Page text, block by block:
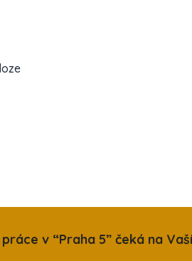
v “Praha 5” čeká na